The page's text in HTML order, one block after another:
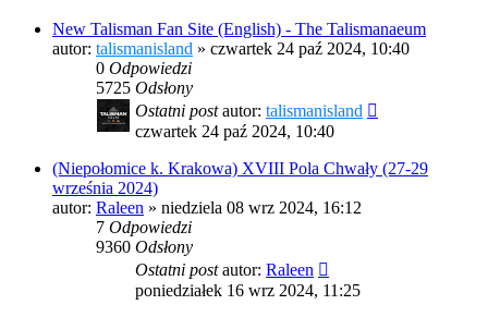
New Talisman Fan Site (English) - The Talismanaeum
autor: talismanisland » czwartek 24 paź 2024, 10:40
0 Odpowiedzi
5725 Odsłony
Ostatni postautor: talismanisland
czwartek 24 paź 2024, 10:40
(Niepołomice k. Krakowa) XVIII Pola Chwały (27-29
września 2024)
autor: Raleen » niedziela 08 wrz 2024, 16:12
7 Odpowiedzi
9360 Odsłony
Ostatni postautor: Raleen
poniedziałek 16 wrz 2024, 11:25